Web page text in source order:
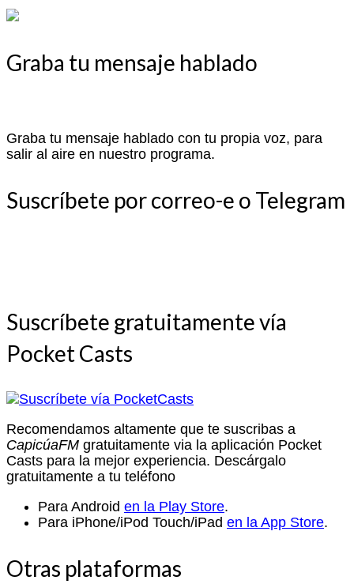
Graba tu mensaje hablado
Graba tu mensaje hablado con tu propia voz, para
salir al aire en nuestro programa.
Suscríbete por correo-e o Telegram
Suscríbete gratuitamente vía
Pocket Casts
Recomendamos altamente que te suscribas a
CapicúaFM gratuitamente via la aplicación Pocket
Casts para la mejor experiencia. Descárgalo
gratuitamente a tu teléfono
Para Android en la Play Store.
Para iPhone/iPod Touch/iPad en la App Store.
Otras plataformas